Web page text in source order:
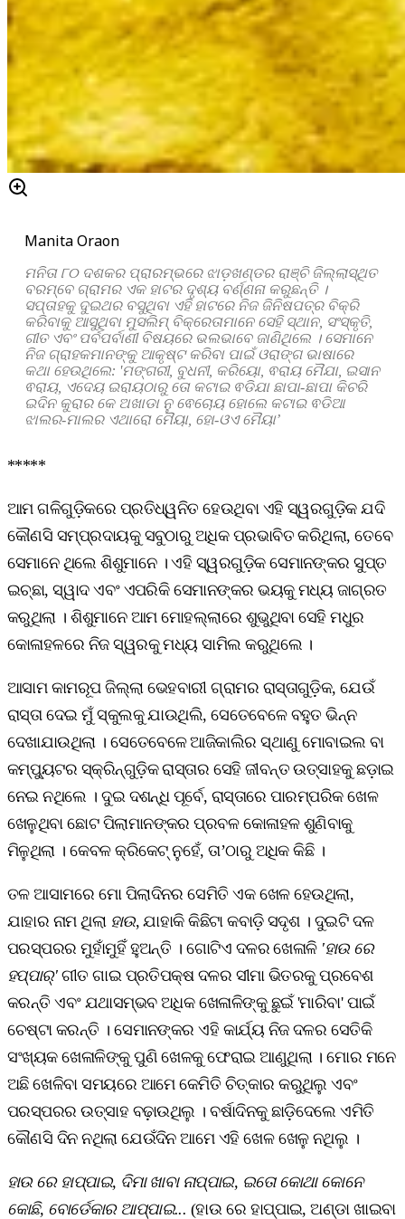
Manita Oraon
ମନିତା ୮୦ ଦଶକର ପ୍ରାରମ୍ଭରେ ଝାଡ଼ଖଣ୍ଡର ରାଞ୍ଚି ଜିଲ୍ଲାସ୍ଥିତ
ବରମ୍ବେ ଗ୍ରାମର ଏକ ହାଟର ଦୃଶ୍ୟ ବର୍ଣ୍ଣନା କରୁଛନ୍ତି।
ସପ୍ତାହକୁ ଦୁଇଥର ବସୁଥିବା ଏହି ହାଟରେ ନିଜ ଜିନିଷପତ୍ର ବିକ୍ରି
କରିବାକୁ ଆସୁଥିବା ମୁସଲିମ୍ ବିକ୍ରେତାମାନେ ସେହି ସ୍ଥାନ, ସଂସ୍କୃତି,
ଗୀତ ଏବଂ ପର୍ବପର୍ବାଣୀ ବିଷୟରେ ଭଲଭାବେ ଜାଣିଥିଲେ । ସେମାନେ
ନିଜ ଗ୍ରାହକମାନଙ୍କୁ ଆକୃଷ୍ଟ କରିବା ପାଇଁ ଓରାଙ୍ଗ ଭାଷାରେ
କଥା ହେଉଥିଲେ: 'ମଙ୍ଗରୀ, ବୁଧନୀ, କରିୟୋ, ଵରାୟ ମୈଯା, ଇସାନ
ଵରାୟ, ଏଦେୟ ଇରାୟଠାରୁ ତୋ କଟାଇ ଵଡିଯା ଛାପା-ଛାପା କିଚରି
ଇଦିନ କୁରାର କେ ଅଖାଡା ନୁ ଵେଚୋୟ ହୋଲେ କଟାଇ ଵଡିଆ
ଝାଲର-ମାଲର ଏଥାରୋ ମୈୟା, ହୋ-ଓଏ ମୈୟା’
*****
ଆମ ଗଳିଗୁଡ଼ିକରେ ପ୍ରତିଧ୍ୱନିତ ହେଉଥିବା ଏହି ସ୍ୱରଗୁଡ଼ିକ ଯଦି
କୌଣସି ସମ୍ପ୍ରଦାୟକୁ ସବୁଠାରୁ ଅଧିକ ପ୍ରଭାବିତ କରିଥିଲା, ତେବେ
ସେମାନେ ଥିଲେ ଶିଶୁମାନେ । ଏହି ସ୍ୱରଗୁଡ଼ିକ ସେମାନଙ୍କର ସୁପ୍ତ
ଇଚ୍ଛା, ସ୍ୱାଦ ଏବଂ ଏପରିକି ସେମାନଙ୍କର ଭୟକୁ ମଧ୍ୟ ଜାଗ୍ରତ
କରୁଥିଲା । ଶିଶୁମାନେ ଆମ ମୋହଲ୍ଲାରେ ଶୁଭୁଥିବା ସେହି ମଧୁର
କୋଳାହଳରେ ନିଜ ସ୍ୱରକୁ ମଧ୍ୟ ସାମିଲ କରୁଥିଲେ ।
ଆସାମ କାମରୂପ ଜିଲ୍ଲା ଭେହବାରୀ ଗ୍ରାମର ରାସ୍ତାଗୁଡ଼ିକ, ଯେଉଁ
ରାସ୍ତା ଦେଇ ମୁଁ ସ୍କୁଲକୁ ଯାଉଥିଲି, ସେତେବେଳେ ବହୁତ ଭିନ୍ନ
ଦେଖାଯାଉଥିଲା । ସେତେବେଳେ ଆଜିକାଲିର ସ୍ଥାଣୁ ମୋବାଇଲ ବା
କମ୍ପ୍ୟୁଟର ସ୍କ୍ରିନ୍‌ଗୁଡ଼ିକ ରାସ୍ତାର ସେହି ଜୀବନ୍ତ ଉତ୍ସାହକୁ ଛଡ଼ାଇ
ନେଇ ନଥିଲେ । ଦୁଇ ଦଶନ୍ଧି ପୂର୍ବେ, ରାସ୍ତାରେ ପାରମ୍ପରିକ ଖେଳ
ଖେଳୁଥିବା ଛୋଟ ପିଲାମାନଙ୍କର ପ୍ରବଳ କୋଳାହଳ ଶୁଣିବାକୁ
ମିଳୁଥିଲା । କେବଳ କ୍ରିକେଟ୍ ନୁହେଁ, ତା’ଠାରୁ ଅଧିକ କିଛି ।
ତଳ ଆସାମରେ ମୋ ପିଲାଦିନର ସେମିତି ଏକ ଖେଳ ହେଉଥିଲା,
ଯାହାର ନାମ ଥିଲା ହାଉ, ଯାହାକି କିଛିଟା କବାଡ଼ି ସଦୃଶ । ଦୁଇଟି ଦଳ
ପରସ୍ପରର ମୁହାଁମୁହିଁ ହୁଅନ୍ତି । ଗୋଟିଏ ଦଳର ଖେଳାଳି 'ହାଉ ରେ
ହପ୍ପାର୍‌'ଗୀତ ଗାଇ ପ୍ରତିପକ୍ଷ ଦଳର ସୀମା ଭିତରକୁ ପ୍ରବେଶ
କରନ୍ତି ଏବଂ ଯଥାସମ୍ଭବ ଅଧିକ ଖେଳାଳିଙ୍କୁ ଛୁଇଁ 'ମାରିବା' ପାଇଁ
ଚେଷ୍ଟା କରନ୍ତି । ସେମାନଙ୍କର ଏହି କାର୍ଯ୍ୟ ନିଜ ଦଳର ସେତିକି
ସଂଖ୍ୟକ ଖେଳାଳିଙ୍କୁ ପୁଣି ଖେଳକୁ ଫେରାଇ ଆଣୁଥିଲା । ମୋର ମନେ
ଅଛି ଖେଳିବା ସମୟରେ ଆମେ କେମିତି ଚିତ୍କାର କରୁଥିଲୁ ଏବଂ
ପରସ୍ପରର ଉତ୍ସାହ ବଢ଼ାଉଥିଲୁ । ବର୍ଷାଦିନକୁ ଛାଡ଼ିଦେଲେ ଏମିତି
କୌଣସି ଦିନ ନଥିଲା ଯେଉଁଦିନ ଆମେ ଏହି ଖେଳ ଖେଳୁ ନଥିଲୁ ।
ହାଉ ରେ ହାପ୍ପାଇ, ଦିମା ଖାବା ନାପ୍ପାଇ, ଇତୋ କୋଥା କୋନେ
କୋଛି, ବୋର୍ଡେକାର ଆପ୍ପାଇ... (ହାଉ ରେ ହାପ୍ପାଇ, ଅଣ୍ଡା ଖାଇବା